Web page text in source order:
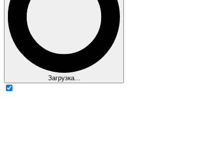
Загрузка...